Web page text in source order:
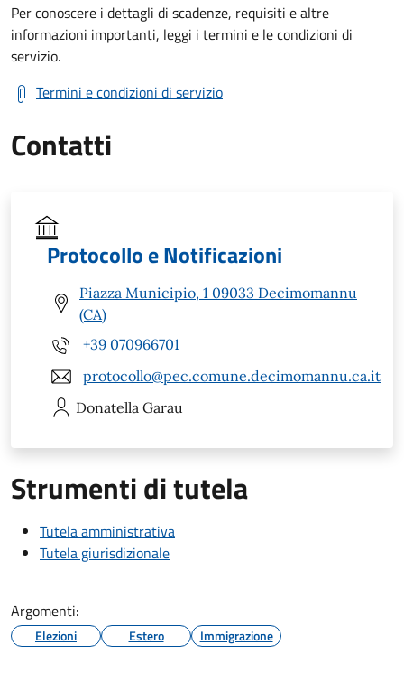
Per conoscere i dettagli di scadenze, requisiti e altre
informazioni importanti, leggi i termini e le condizioni di
servizio.
Termini e condizioni di servizio
Contatti
Protocollo e Notificazioni
Piazza Municipio, 1 09033 Decimomannu
(CA)
+39 070966701
protocollo@pec.comune.decimomannu.ca.it
Donatella Garau
Strumenti di tutela
Tutela amministrativa
Tutela giurisdizionale
Argomenti:
Elezioni Estero Immigrazione